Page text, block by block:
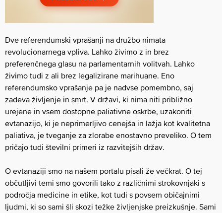
Dve referendumski vprašanji na družbo nimata
revolucionarnega vpliva. Lahko živimo z in brez
preferenčnega glasu na parlamentarnih volitvah. Lahko
živimo tudi z ali brez legalizirane marihuane. Eno
referendumsko vprašanje pa je nadvse pomembno, saj
zadeva življenje in smrt. V državi, ki nima niti približno
urejene in vsem dostopne paliativne oskrbe, uzakoniti
evtanazijo, ki je neprimerljivo cenejša in lažja kot kvalitetna
paliativa, je tveganje za zlorabe enostavno preveliko. O tem
pričajo tudi številni primeri iz razvitejših držav.
O evtanaziji smo na našem portalu pisali že večkrat. O tej
občutljivi temi smo govorili tako z različnimi strokovnjaki s
področja medicine in etike, kot tudi s povsem običajnimi
ljudmi, ki so sami šli skozi težke življenjske preizkušnje. Sami